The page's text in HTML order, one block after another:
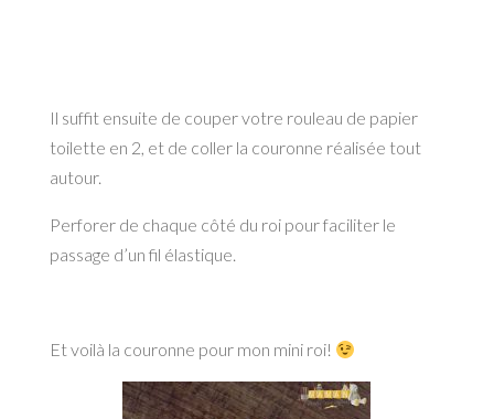
Il suffit ensuite de couper votre rouleau de papier
toilette en 2, et de coller la couronne réalisée tout
autour.
Perforer de chaque côté du roi pour faciliter le
passage d’un fil élastique.
Et voilà la couronne pour mon mini roi!